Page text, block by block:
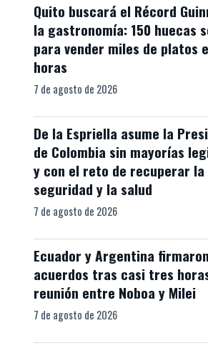
Quito buscará el Récord
la gastronomía: 150 huecas
para vender miles de platos
horas
7 de agosto de 2026
De la Espriella asume la
de Colombia sin mayorías
y con el reto de recuperar la
seguridad y la salud
7 de agosto de 2026
Ecuador y Argentina
acuerdos tras casi tres
reunión entre Noboa y Milei
7 de agosto de 2026